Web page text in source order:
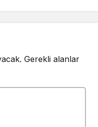
Gerekli alanlar